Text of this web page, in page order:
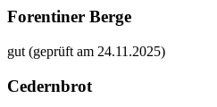
Forentiner Berge
gut (geprüft am 24.11.2025)
Cedernbrot